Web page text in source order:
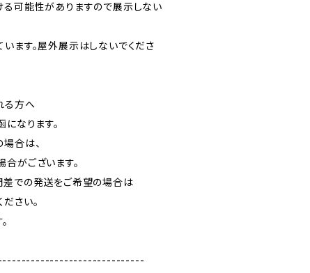
可能性がありますので展示しない
ます。屋外展示はしないでくださ
る方へ
なります。
合は、
がございます。
での発送をご希望の場合は
さい。